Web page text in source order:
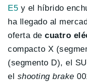
E5 y el híbrido
ha llegado al
oferta decuatro
compacto X
(segmento D), el
el shooting brake